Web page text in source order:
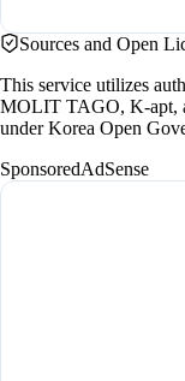
Sources and Open
This service utilizes
MOLIT TAGO, K-apt,
under Korea Open
SponsoredAdSense